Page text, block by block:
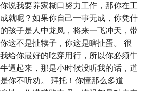
说我要养家糊口努力工作，那你在工
就呢？如果你自己一事无成，你凭什
孩子是人中龙凤，将来一飞冲天，带
这不是扯犊子，你这是瞎扯蛋。 很
给你最好的吃穿用行，所以你必须牛
逼起来，那是小时候没听我的话，道
你不听劝。 拜托！你懂那么多道